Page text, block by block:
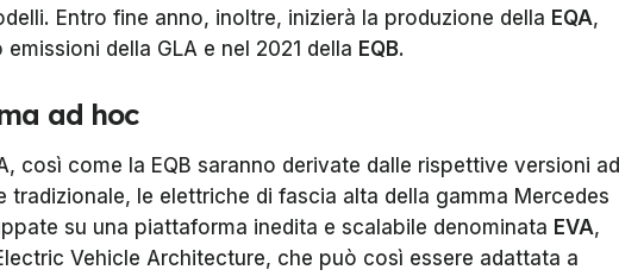
Entro fine anno, inoltre, inizierà la produzione della EQA,
della GLA e nel 2021 della EQB.
ad hoc
così come la EQB saranno derivate dalle rispettive versioni ad
tradizionale, le elettriche di fascia alta della gamma Mercedes
su una piattaforma inedita e scalabile denominata EVA,
Vehicle Architecture, che può così essere adattata a